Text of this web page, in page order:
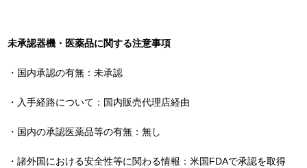
未承認器機・医薬品に関する注意事項
・国内承認の有無：未承認
・入手経路について：国内販売代理店経由
・国内の承認医薬品等の有無：無し
・諸外国における安全性等に関わる情報：米国FDAで承認を取得